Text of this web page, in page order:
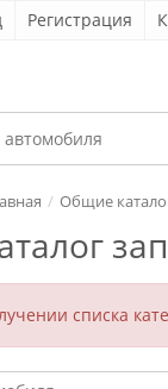
Регистрация
Общие
списка